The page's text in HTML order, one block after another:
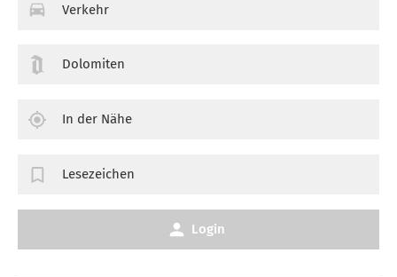
Verkehr
Dolomiten
In der Nähe
Lesezeichen
Login